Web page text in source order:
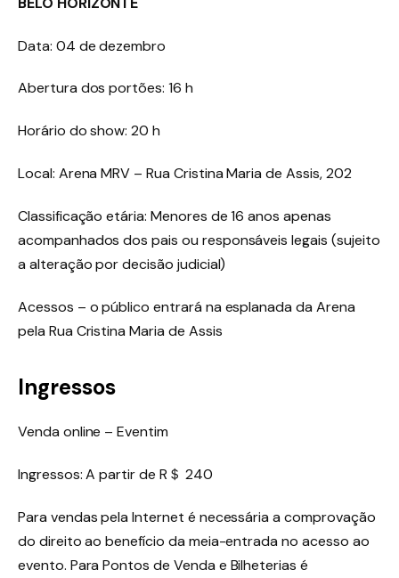
Data: 04 de dezembro
Abertura dos portões: 16 h
Horário do show: 20 h
Local: Arena MRV – Rua Cristina Maria de Assis, 202
Classificação etária: Menores de 16 anos apenas
acompanhados dos pais ou responsáveis legais (sujeito
a alteração por decisão judicial)
Acessos – o público entrará na esplanada da Arena
pela Rua Cristina Maria de Assis
Ingressos
Venda online – Eventim
Ingressos: A partir de R＄ 240
Para vendas pela Internet é necessária a comprovação
do direito ao benefício da meia-entrada no acesso ao
evento. Para Pontos de Venda e Bilheterias é